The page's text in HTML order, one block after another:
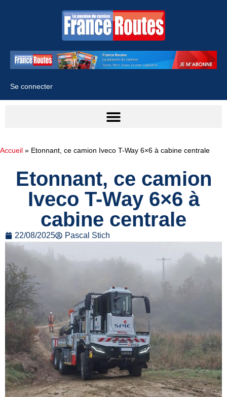
Se connecter
Accueil » Etonnant, ce camion Iveco T-Way 6×6 à cabine centrale
Etonnant, ce camion
Iveco T-Way 6×6 à
cabine centrale
22/08/2025 Pascal Stich